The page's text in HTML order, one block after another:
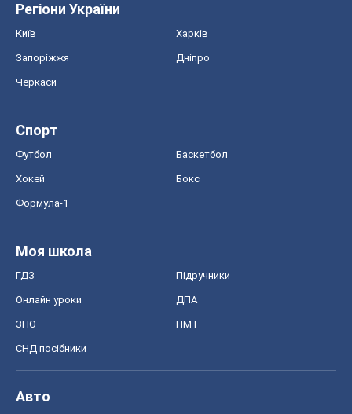
Регіони України
Київ Харків
Запоріжжя Дніпро
Черкаси
Спорт
Футбол Баскетбол
Хокей Бокс
Формула-1
Моя школа
ГДЗ Підручники
Онлайн уроки ДПА
ЗНО НМТ
СНД посібники
Авто